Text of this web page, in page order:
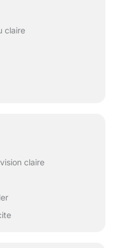
claire
claire